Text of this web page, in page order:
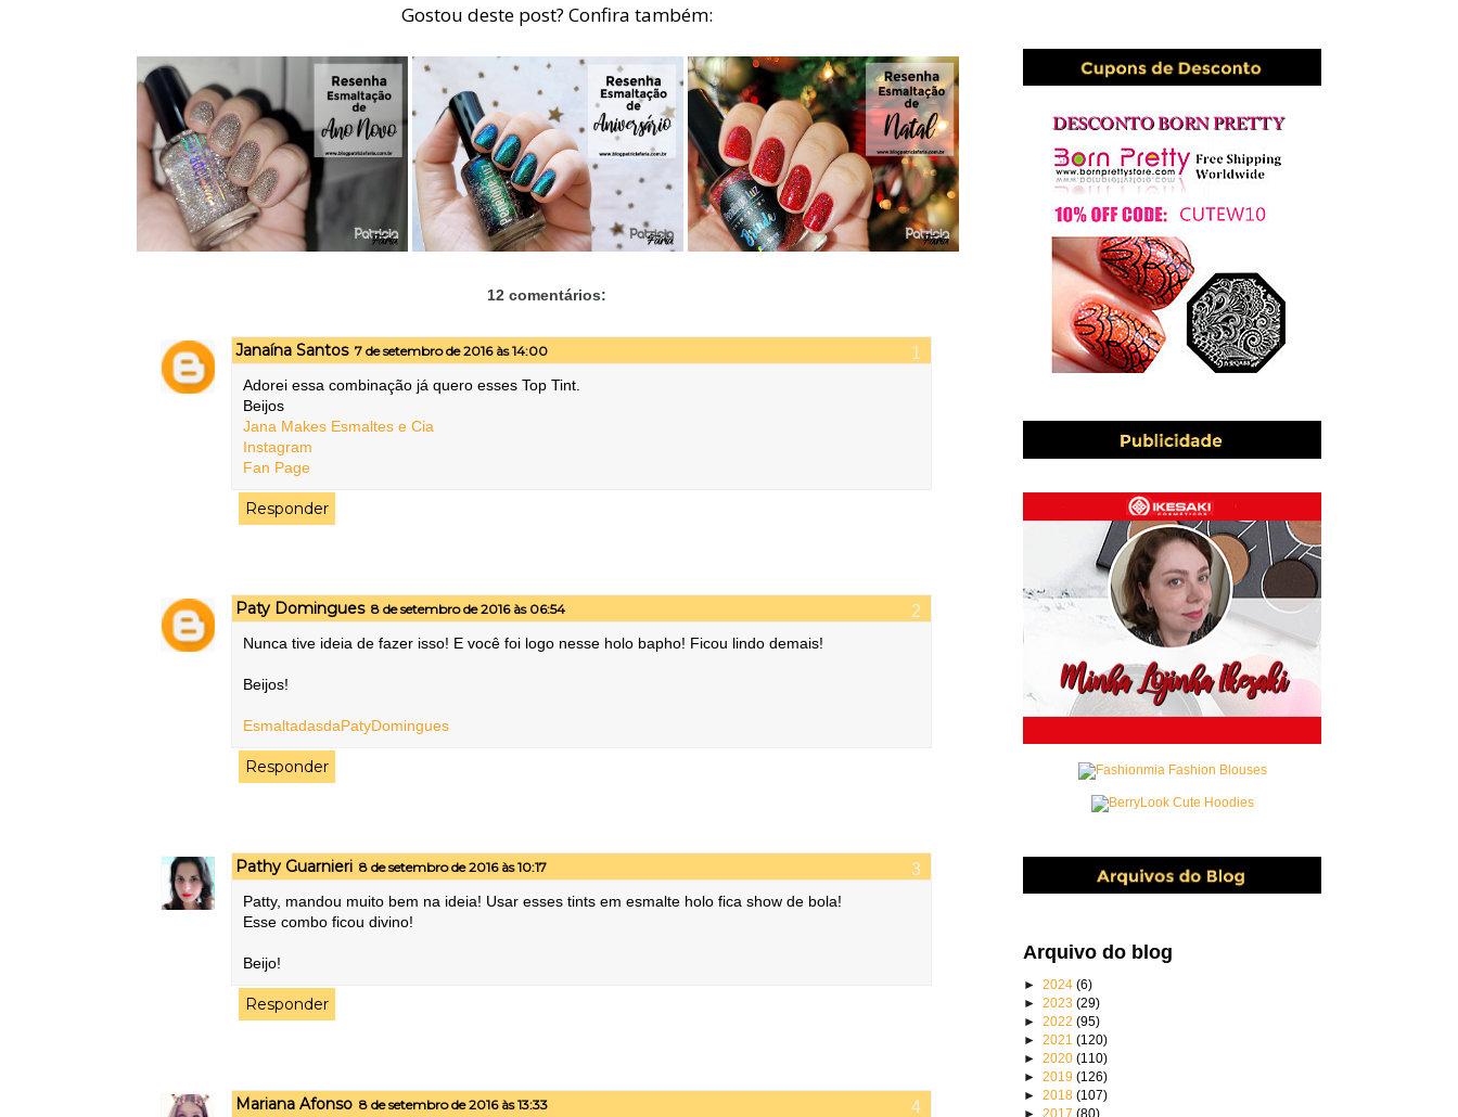
Gostou deste post? Confira também:
12 comentários:
Janaína Santos 7 de setembro de 2016 às 14:00
Adorei essa combinação já quero esses Top Tint.
Beijos
Jana Makes Esmaltes e Cia
Instagram
Fan Page
Responder
Paty Domingues 8 de setembro de 2016 às 06:54
Nunca tive ideia de fazer isso! E você foi logo nesse holo bapho! Ficou lindo demais!
Beijos!
EsmaltadasdaPatyDomingues
Responder
Pathy Guarnieri 8 de setembro de 2016 às 10:17
Patty, mandou muito bem na ideia! Usar esses tints em esmalte holo fica show de bola!
Esse combo ficou divino!
Beijo!
Responder
Mariana Afonso 8 de setembro de 2016 às 13:33
Arquivo do blog
►2024(6)
►2023(29)
►2022(95)
►2021(120)
►2020(110)
►2019(126)
►2018(107)